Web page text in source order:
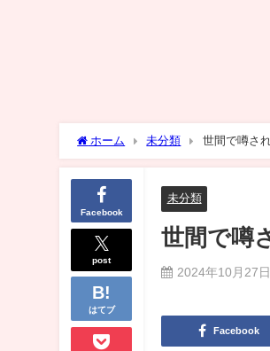
ホーム 未分類 世間で噂さ
Facebook
post
はてブ
未分類
世間で噂
2024年10月27日
Facebook